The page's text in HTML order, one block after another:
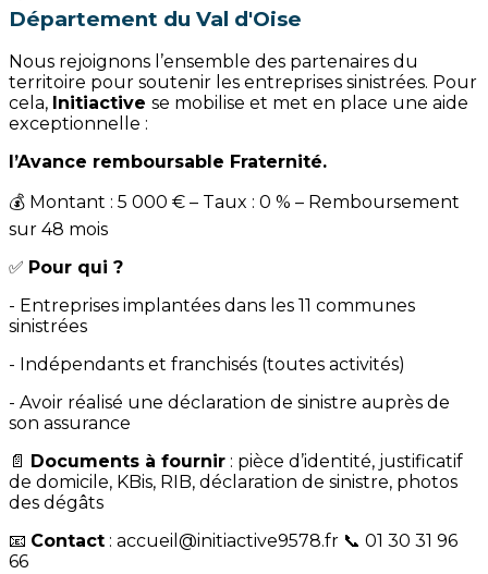
Département du Val d'Oise
Nous rejoignons l’ensemble des partenaires du
territoire pour soutenir les entreprises sinistrées. Pour
cela, Initiactive se mobilise et met en place une aide
exceptionnelle :
l’Avance remboursable Fraternité.
💰 Montant : 5 000 € – Taux : 0 % – Remboursement
sur 48 mois
✅ Pour qui ?
- Entreprises implantées dans les 11 communes
sinistrées
- Indépendants et franchisés (toutes activités)
- Avoir réalisé une déclaration de sinistre auprès de
son assurance
📄
Documents à fournir : pièce d’identité, justificatif
de domicile, KBis, RIB, déclaration de sinistre, photos
des dégâts
📧 Contact : accueil@initiactive9578.fr 📞 01 30 31 96
66